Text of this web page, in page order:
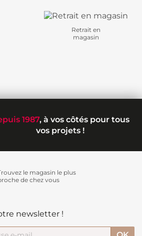
Retrait en
magasin
1987, à vos côtés pour tous
vos projets !
le magasin le plus
de chez vous
newsletter !